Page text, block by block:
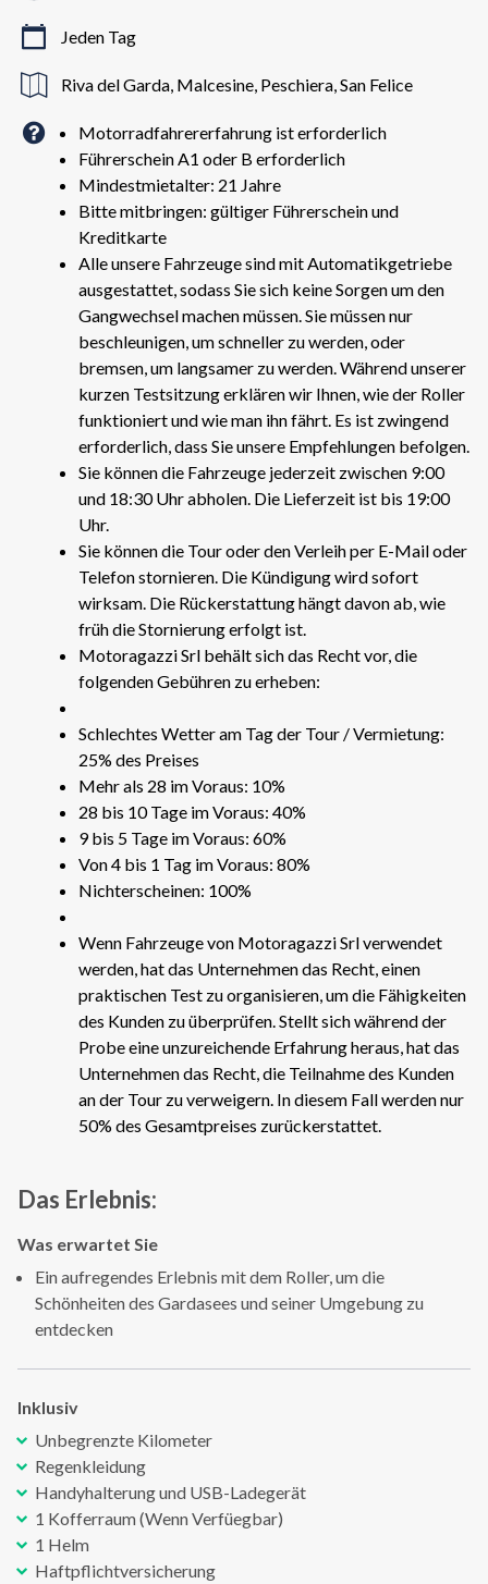
Jeden Tag
Riva del Garda, Malcesine, Peschiera, San Felice
Motorradfahrererfahrung ist erforderlich
Führerschein A1 oder B erforderlich
Mindestmietalter: 21 Jahre
Bitte mitbringen: gültiger Führerschein und
Kreditkarte
Alle unsere Fahrzeuge sind mit Automatikgetriebe
ausgestattet, sodass Sie sich keine Sorgen um den
Gangwechsel machen müssen. Sie müssen nur
beschleunigen, um schneller zu werden, oder
bremsen, um langsamer zu werden. Während unserer
kurzen Testsitzung erklären wir Ihnen, wie der Roller
funktioniert und wie man ihn fährt. Es ist zwingend
erforderlich, dass Sie unsere Empfehlungen befolgen.
Sie können die Fahrzeuge jederzeit zwischen 9:00
und 18:30 Uhr abholen. Die Lieferzeit ist bis 19:00
Uhr.
Sie können die Tour oder den Verleih per E-Mail oder
Telefon stornieren. Die Kündigung wird sofort
wirksam. Die Rückerstattung hängt davon ab, wie
früh die Stornierung erfolgt ist.
Motoragazzi Srl behält sich das Recht vor, die
folgenden Gebühren zu erheben:
Schlechtes Wetter am Tag der Tour / Vermietung:
25% des Preises
Mehr als 28 im Voraus: 10%
28 bis 10 Tage im Voraus: 40%
9 bis 5 Tage im Voraus: 60%
Von 4 bis 1 Tag im Voraus: 80%
Nichterscheinen: 100%
Wenn Fahrzeuge von Motoragazzi Srl verwendet
werden, hat das Unternehmen das Recht, einen
praktischen Test zu organisieren, um die Fähigkeiten
des Kunden zu überprüfen. Stellt sich während der
Probe eine unzureichende Erfahrung heraus, hat das
Unternehmen das Recht, die Teilnahme des Kunden
an der Tour zu verweigern. In diesem Fall werden nur
50% des Gesamtpreises zurückerstattet.
Das Erlebnis:
Was erwartet Sie
Ein aufregendes Erlebnis mit dem Roller, um die
Schönheiten des Gardasees und seiner Umgebung zu
entdecken
Inklusiv
Unbegrenzte Kilometer
Regenkleidung
Handyhalterung und USB-Ladegerät
1 Kofferraum (Wenn Verfüegbar)
1 Helm
Haftpflichtversicherung